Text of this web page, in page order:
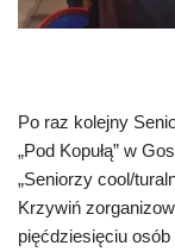
Po raz kolejny
„Pod Kopułą” w
„Seniorzy cool/
Krzywiń
pięćdziesięciu osób